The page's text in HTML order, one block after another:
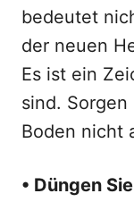
bedeutet
der neuen
Es ist ein
sind. Sorgen
Boden nicht
• Düngen